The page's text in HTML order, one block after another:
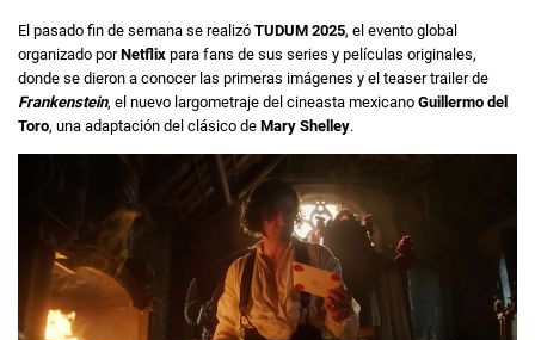
El pasado fin de semana se realizó TUDUM 2025, el evento global
organizado porNetflix para fans de sus series y películas originales,
donde se dieron a conocer las primeras imágenes y el teaser trailer de
Frankenstein, el nuevo largometraje del cineasta mexicano Guillermo del
Toro, una adaptación del clásico de Mary Shelley.